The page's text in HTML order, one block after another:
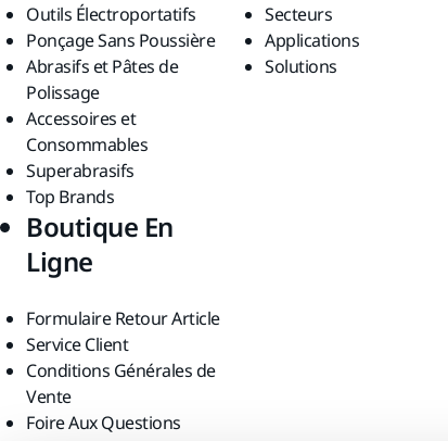
Outils Électroportatifs
Ponçage Sans Poussière
Abrasifs et Pâtes de
Polissage
Accessoires et
Consommables
Superabrasifs
Top Brands
Secteurs
Applications
Solutions
Boutique En
Ligne
Formulaire Retour Article
Service Client
Conditions Générales de
Vente
Foire Aux Questions